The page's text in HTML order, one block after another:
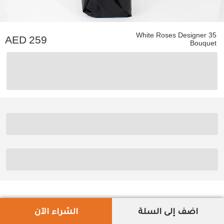
35 White Roses Designer
Bouquet
259
اضف إلى السلة الشراء الآن